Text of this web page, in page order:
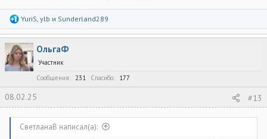
Р
а
к
ц
и
и
YuriS ylb и Sunderland289
ОльгаФ
Участник
Сообщения
231 Спасибо 177
08.02.25 #13
СветланаВ написал(а):